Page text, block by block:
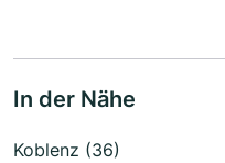
In der Nähe
Koblenz (36)